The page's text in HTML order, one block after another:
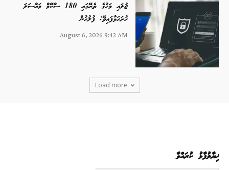
ޖުލައި މަހުގެ ތެރޭގައި 180 ސްކޭމް މައްސަލަ
ހުށަހަޅާފައިވޭ: ފުލުހުން
August 6, 2026 9:42 AM
Load more
ޚިޔާލުފާޅު ކުރައްވާ